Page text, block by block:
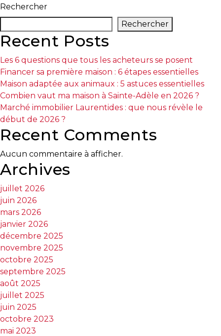
Évaluation
immobilière
Laurentides
la
valeur
marchande
et
municipale
Rechercher
Rechercher
Recent Posts
Les 6 questions que tous les acheteurs se posent
Financer sa première maison : 6 étapes essentielles
Maison adaptée aux animaux : 5 astuces essentielles
Combien vaut ma maison à Sainte-Adèle en 2026 ?
Marché immobilier Laurentides : que nous révèle le
début de 2026 ?
Recent Comments
Aucun commentaire à afficher.
Archives
juillet 2026
juin 2026
mars 2026
janvier 2026
décembre 2025
novembre 2025
octobre 2025
septembre 2025
août 2025
juillet 2025
juin 2025
octobre 2023
mai 2023